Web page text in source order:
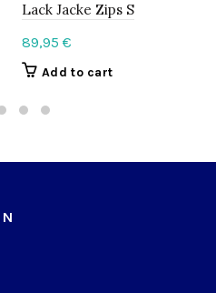
Lack Jacke Zips S
89,95 €
Add to cart